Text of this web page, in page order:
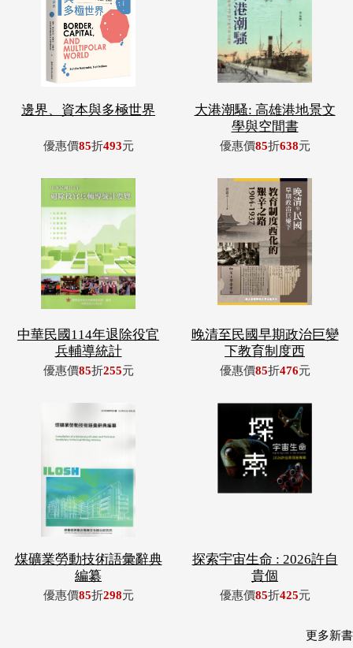
邊界、資本與多極世界
優惠價85折493元
大港潮騷: 高雄港地景文
學與空間書
優惠價85折638元
中華民國114年退除役官
兵輔導統計
優惠價85折255元
晚清至民國早期政治巨變
下教育制度西
優惠價85折476元
煤礦業勞動技術語彙辭典
編纂
優惠價85折298元
探索宇宙生命 : 2026許自
貴個
優惠價85折425元
更多新書